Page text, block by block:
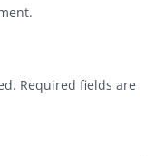
Required fields are